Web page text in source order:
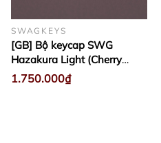
SWAGKEYS
[GB] Bộ keycap SWG
Hazakura Light (Cherry
profile / ABS Double-shot)
1.750.000₫